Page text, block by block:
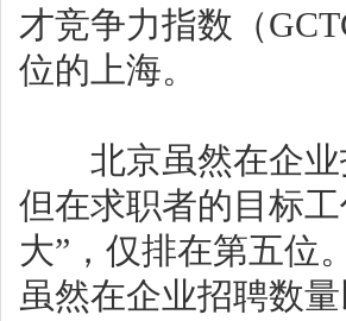
才竞争力指数（
位的上海。
北京虽然在企业
但在求职者的目标
大”，仅排在第五位
虽然在企业招聘数